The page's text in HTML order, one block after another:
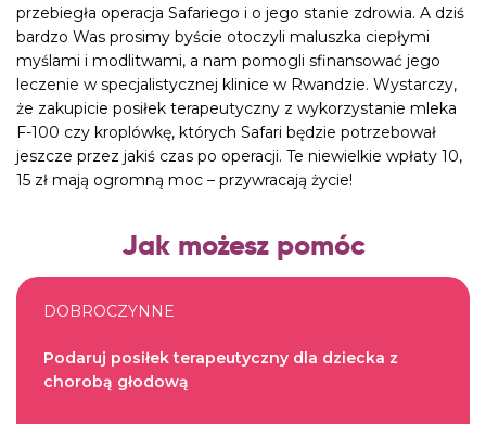
przebiegła operacja Safariego i o jego stanie zdrowia. A dziś
bardzo Was prosimy byście otoczyli maluszka ciepłymi
myślami i modlitwami, a nam pomogli sfinansować jego
leczenie w specjalistycznej klinice w Rwandzie. Wystarczy,
że zakupicie posiłek terapeutyczny z wykorzystanie mleka
F-100 czy kroplówkę, których Safari będzie potrzebował
jeszcze przez jakiś czas po operacji. Te niewielkie wpłaty 10,
15 zł mają ogromną moc – przywracają życie!
Jak możesz pomóc
DOBROCZYNNE
Podaruj posiłek terapeutyczny dla dziecka z
chorobą głodową